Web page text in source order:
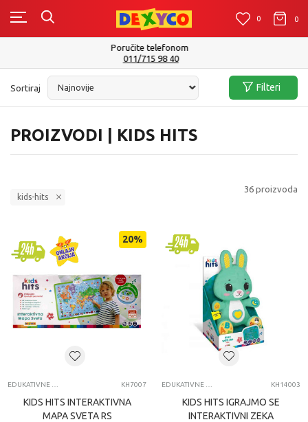
0 0 0
Isporuku možete očekivati u roku od 2 do 4 radna dana!
Pogledaj više
PROIZVODI | KIDS HITS
Sortiraj Filteri
kids-hits
36 proizvoda
20%
KH7007
KIDS HITS INTERAKTIVNA
MAPA SVETA RS
KH14003
KIDS HITS IGRAJMO SE
INTERAKTIVNI ZEKA